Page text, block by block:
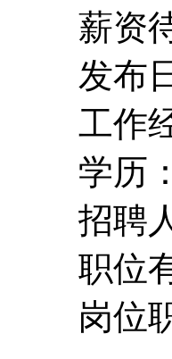
薪资
发布
工作
学历
招聘
职位
岗位